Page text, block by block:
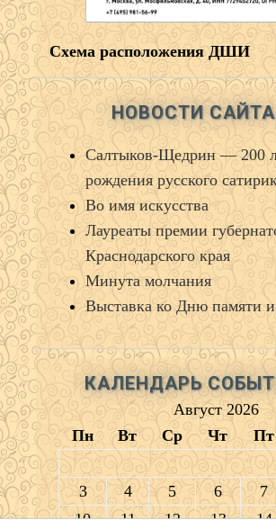
Схема расположения ДШИ
НОВОСТИ САЙТА
Салтыков‑Щедрин — 200
рождения русского
Во имя искусства
Лауреаты премии
Краснодарского края
Минута молчания
Выставка ко Дню памяти и
КАЛЕНДАРЬ
Август 2026
Пн
Вт Ср Чт Пт
3
4 5 6 7
10
11 12 13 14